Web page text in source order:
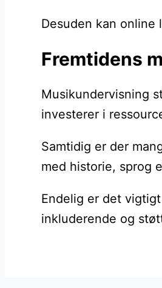
Desuden kan
Fremtidens
Musikundervisning
investerer i
Samtidig er der
med historie, sprog
Endelig er det
inkluderende og